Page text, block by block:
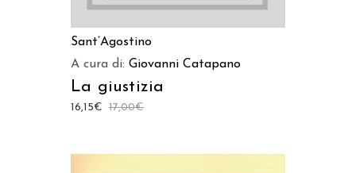
Sant’Agostino
A cura di: Giovanni Catapano
La giustizia
17,00€
16,15€